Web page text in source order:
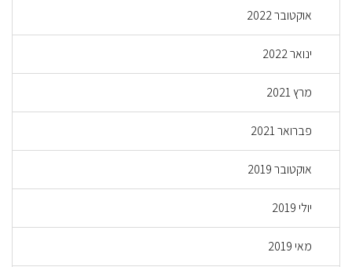
אוקטובר 2022
ינואר 2022
מרץ 2021
פברואר 2021
אוקטובר 2019
יולי 2019
מאי 2019